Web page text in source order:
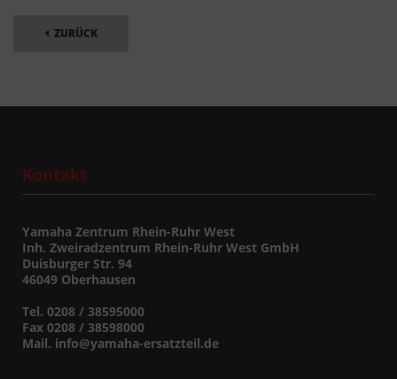
ZURÜCK
Kontakt
Yamaha Zentrum Rhein-Ruhr West
Inh. Zweiradzentrum Rhein-Ruhr West GmbH
Duisburger Str. 94
46049 Oberhausen
Tel. 0208 / 38595000
Fax 0208 / 38598000
Mail. info@yamaha-ersatzteil.de